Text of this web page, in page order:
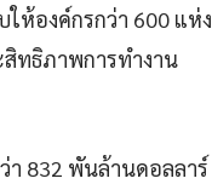
ห้องค์กรกว่า 600 แห่ง
สิทธิภาพการทำงาน
า 832 พันล้านดอลลาร์